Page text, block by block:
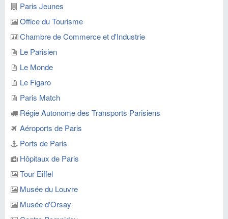
Paris Jeunes
Office du Tourisme
Chambre de Commerce et d'Industrie
Le Parisien
Le Monde
Le Figaro
Paris Match
Régie Autonome des Transports Parisiens
Aéroports de Paris
Ports de Paris
Hôpitaux de Paris
Tour Eiffel
Musée du Louvre
Musée d'Orsay